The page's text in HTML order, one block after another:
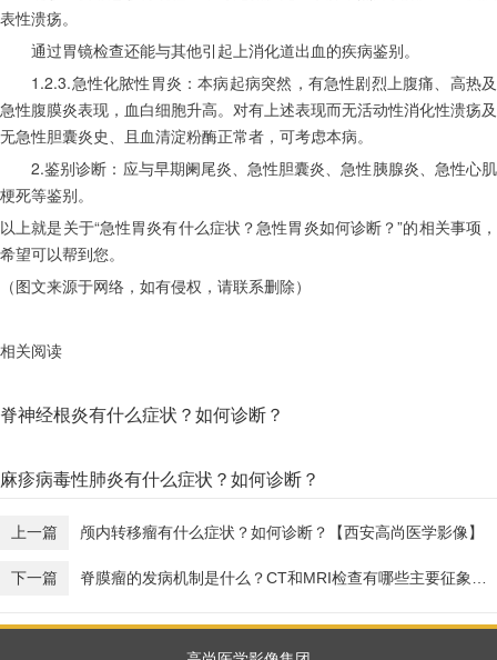
表性溃疡。
通过胃镜检查还能与其他引起上消化道出血的疾病鉴别。
1.2.3.急性化脓性胃炎：本病起病突然，有急性剧烈上腹痛、高热及
急性腹膜炎表现，血白细胞升高。对有上述表现而无活动性消化性溃疡及
无急性胆囊炎史、且血清淀粉酶正常者，可考虑本病。
2.鉴别诊断：应与早期阑尾炎、急性胆囊炎、急性胰腺炎、急性心肌
梗死等鉴别。
以上就是关于“急性胃炎有什么症状？急性胃炎如何诊断？”的相关事项，
希望可以帮到您。
（图文来源于网络，如有侵权，请联系删除）
相关阅读
脊神经根炎有什么症状？如何诊断？
麻疹病毒性肺炎有什么症状？如何诊断？
上一篇 颅内转移瘤有什么症状？如何诊断？【西安高尚医学影像】
下一篇 脊膜瘤的发病机制是什么？CT和MRI检查有哪些主要征象？【广东高尚医学影像】